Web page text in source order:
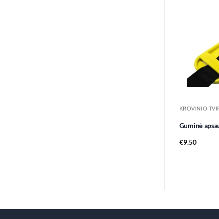
Guminė
€9.50